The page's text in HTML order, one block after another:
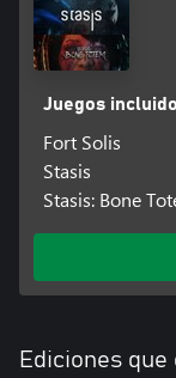
Juegos
Fort Solis
Stasis
Stasis: Bone
Ediciones